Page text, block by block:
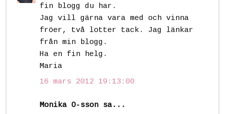
fin blogg du har.
Jag vill gärna vara med och vinna
fröer, två lotter tack. Jag länkar
från min blogg.
Ha en fin helg.
Maria
16 mars 2012 19:13:00
Monika O-sson sa...